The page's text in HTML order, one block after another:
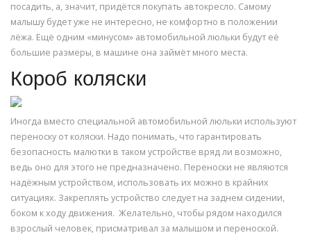
посадить, а, значит, придётся покупать автокресло. Самому
малышу будет уже не интересно, не комфортно в положении
лёжа. Ещё одним «минусом» автомобильной люльки будут её
большие размеры, в машине она займёт много места.
Короб коляски
Иногда вместо специальной автомобильной люльки используют
переноску от коляски. Надо понимать, что гарантировать
безопасность малютки в таком устройстве вряд ли возможно,
ведь оно для этого не предназначено. Переноски не являются
надёжным устройством, использовать их можно в крайних
ситуациях. Закреплять устройство следует на заднем сидении,
боком к ходу движения. Желательно, чтобы рядом находился
взрослый человек, присматривал за малышом и переноской.